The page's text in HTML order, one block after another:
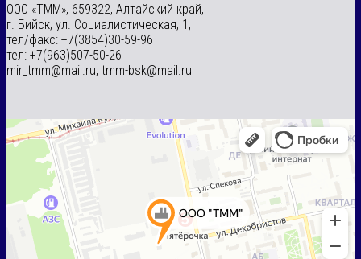
ООО «ТММ», 659322, Алтайский край,
г. Бийск, ул. Социалистическая, 1,
тел/факс: +7(3854)30-59-96
тел: +7(963)507-50-26
mir_tmm@mail.ru, tmm-bsk@mail.ru